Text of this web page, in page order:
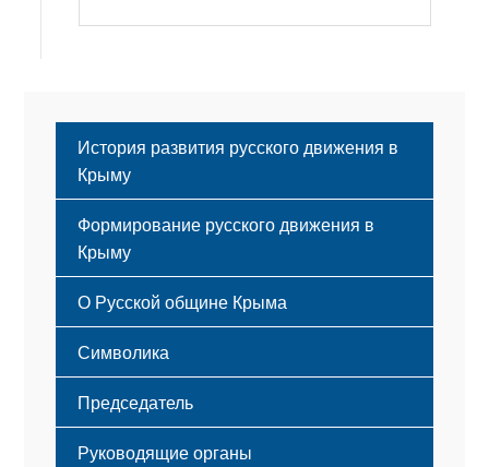
История развития русского движения в
Крыму
Формирование русского движения в
Крыму
Русский Крым
О Русской общине Крыма
Этапы становления
Принципы деятельности
Структура
Мероприятия
Символика
Флаг
Герб
Гимн
Председатель
Руководящие органы